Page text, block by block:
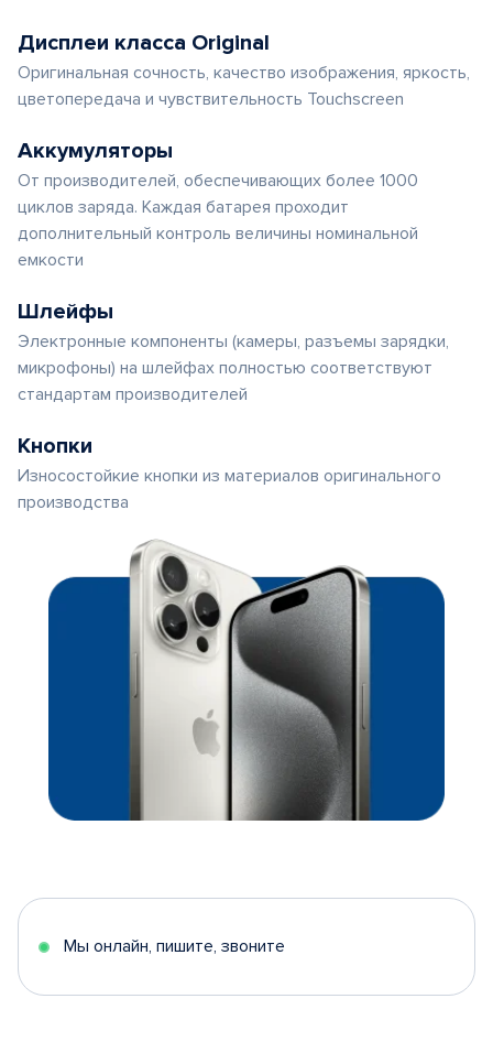
Дисплеи класса Original
Оригинальная сочность, качество изображения, яркость,
цветопередача и чувствительность Touchscreen
Аккумуляторы
От производителей, обеспечивающих более 1000
циклов заряда. Каждая батарея проходит
дополнительный контроль величины номинальной
емкости
Шлейфы
Электронные компоненты (камеры, разъемы зарядки,
микрофоны) на шлейфах полностью соответствуют
стандартам производителей
Кнопки
Износостойкие кнопки из материалов оригинального
производства
Мы онлайн, пишите, звоните